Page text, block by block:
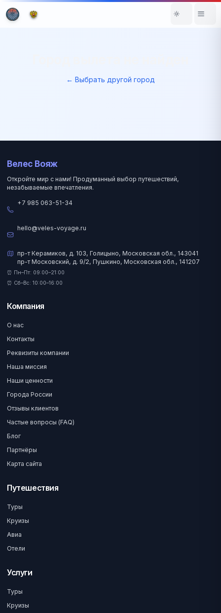
← Выбрать другой город
Велес Вояж
Откройте мир с нами! Продуманный выбор путешествий,
незабываемые впечатления.
+7 985 063-51-34
hello@veles-voyage.ru
пр-т Керамиков, д. 103, Голицыно, Московская обл., 143041
пр-т Московский, д. 9/2, Пушкино, Московская обл., 141207
⏰ Пн–Пт: 09:00–21:00
⏰ Сб–Вс: 10:00–16:00
Компания
О нас
Контакты
Реквизиты компании
Наша миссия
Наши ценности
Города России
Отзывы клиентов
Частые вопросы (FAQ)
Блог
Партнёры
Карта сайта
Путешествия
Туры
Круизы
Авиа
Отели
Услуги
Туры
Круизы